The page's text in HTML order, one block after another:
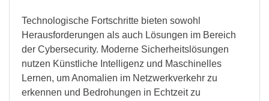
Technologische Fortschritte bieten sowohl
Herausforderungen als auch Lösungen im Bereich
der Cybersecurity. Moderne Sicherheitslösungen
nutzen Künstliche Intelligenz und Maschinelles
Lernen, um Anomalien im Netzwerkverkehr zu
erkennen und Bedrohungen in Echtzeit zu